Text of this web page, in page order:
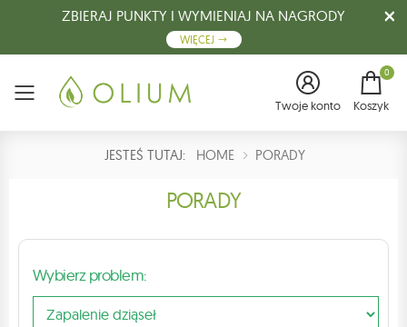
ZBIERAJ PUNKTY I WYMIENIAJ NA NAGRODY
WIĘCEJ
Menu Twoje konto
0
Koszyk
JESTEŚ TUTAJ: HOME PORADY
PORADY
Wybierz problem: